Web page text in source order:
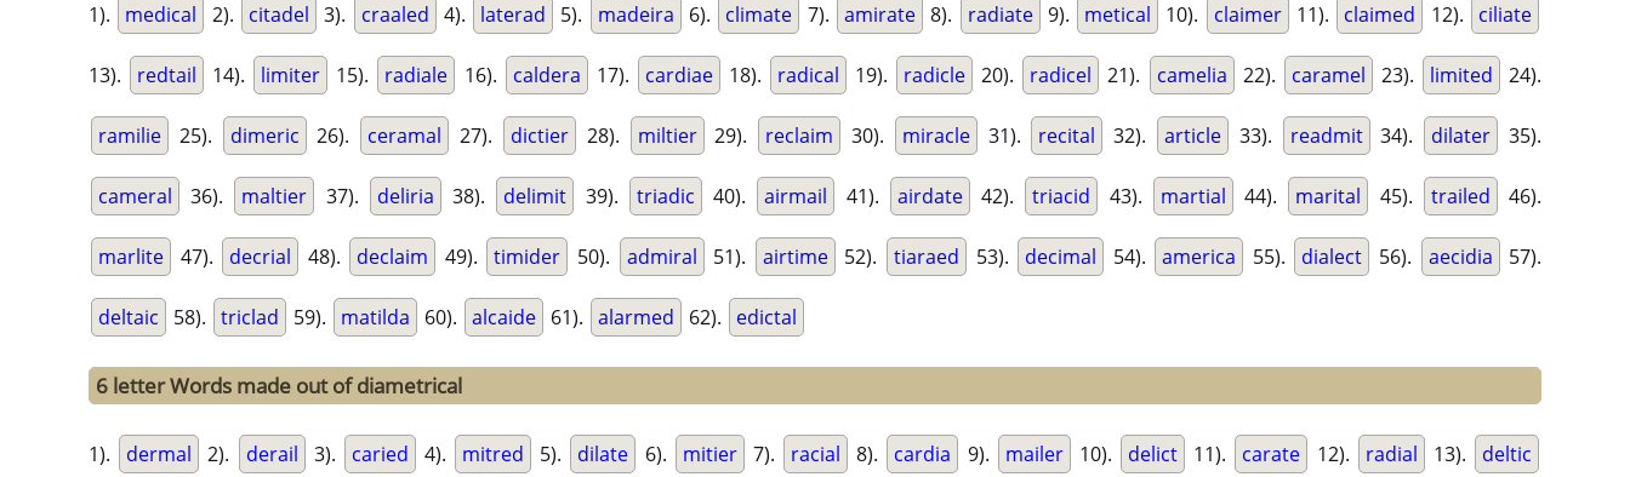
1). medical 2). citadel 3). craaled 4). laterad 5). madeira 6). climate 7). amirate 8). radiate 9). metical 10). claimer 11). claimed 12). ciliate
13). redtail 14). limiter 15). radiale 16). caldera 17). cardiae 18). radical 19). radicle 20). radicel 21). camelia 22). caramel 23). limited 24).
ramilie 25). dimeric 26). ceramal 27). dictier 28). miltier 29). reclaim 30). miracle 31). recital 32). article 33). readmit 34). dilater 35).
cameral 36). maltier 37). deliria 38). delimit 39). triadic 40). airmail 41). airdate 42). triacid 43). martial 44). marital 45). trailed 46).
marlite 47). decrial 48). declaim 49). timider 50). admiral 51). airtime 52). tiaraed 53). decimal 54). america 55). dialect 56). aecidia 57).
deltaic 58). triclad 59). matilda 60). alcaide 61). alarmed 62). edictal
6 letter Words made out of diametrical
1). dermal 2). derail 3). caried 4). mitred 5). dilate 6). mitier 7). racial 8). cardia 9). mailer 10). delict 11). carate 12). radial 13). deltic